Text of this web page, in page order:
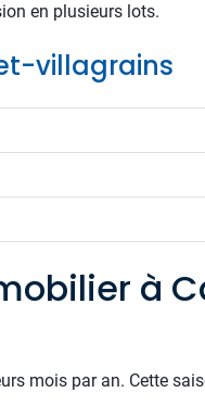
en plusieurs lots.
villagrains
à
mois par an. Cette